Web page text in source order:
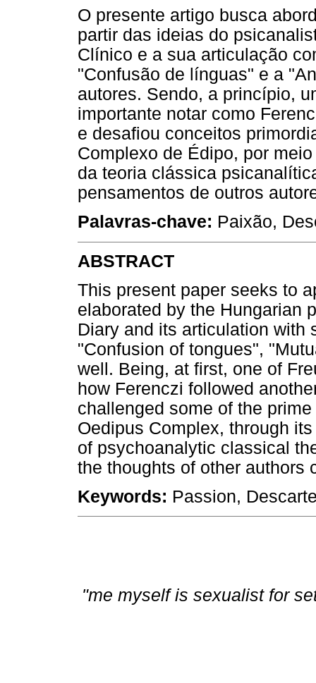
O presente artigo busca
partir das ideias do
Clínico e a sua articulação
"Confusão de línguas" e a
autores. Sendo, a princípio,
importante notar como
e desafiou conceitos
Complexo de Édipo, por
da teoria clássica
pensamentos de outros
Palavras-chave: Paixão,
ABSTRACT
This present paper seeks to
elaborated by the Hungarian
Diary and its articulation with
"Confusion of tongues",
well. Being, at first, one of
how Ferenczi followed
challenged some of the
Oedipus Complex, through
of psychoanalytic classical
the thoughts of other authors
Keywords: Passion,
"me myself is sexualist for